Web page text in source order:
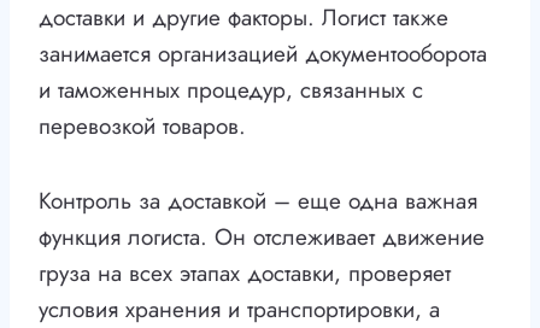
доставки и другие факторы. Логист также
занимается организацией документооборота
и таможенных процедур, связанных с
перевозкой товаров.
Контроль за доставкой – еще одна важная
функция логиста. Он отслеживает движение
груза на всех этапах доставки, проверяет
условия хранения и транспортировки, а